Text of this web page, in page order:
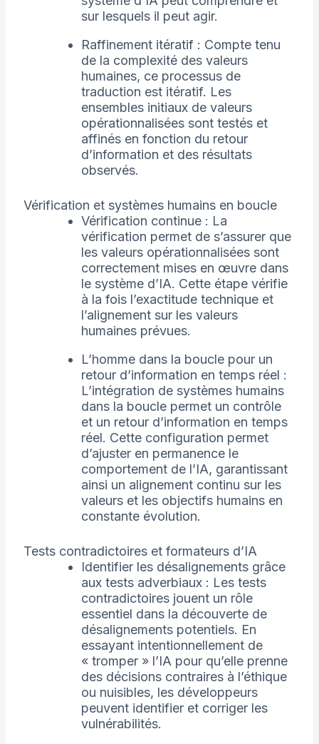
sur lesquels il peut agir.
Raffinement itératif : Compte tenu
de la complexité des valeurs
humaines, ce processus de
traduction est itératif. Les
ensembles initiaux de valeurs
opérationnalisées sont testés et
affinés en fonction du retour
d’information et des résultats
observés.
Vérification et systèmes humains en boucle
Vérification continue : La
vérification permet de s’assurer que
les valeurs opérationnalisées sont
correctement mises en œuvre dans
le système d’IA. Cette étape vérifie
à la fois l’exactitude technique et
l’alignement sur les valeurs
humaines prévues.
L’homme dans la boucle pour un
retour d’information en temps réel :
L’intégration de systèmes humains
dans la boucle permet un contrôle
et un retour d’information en temps
réel. Cette configuration permet
d’ajuster en permanence le
comportement de l’IA, garantissant
ainsi un alignement continu sur les
valeurs et les objectifs humains en
constante évolution.
Tests contradictoires et formateurs d’IA
Identifier les désalignements grâce
aux tests adverbiaux : Les tests
contradictoires jouent un rôle
essentiel dans la découverte de
désalignements potentiels. En
essayant intentionnellement de
« tromper » l’IA pour qu’elle prenne
des décisions contraires à l’éthique
ou nuisibles, les développeurs
peuvent identifier et corriger les
vulnérabilités.